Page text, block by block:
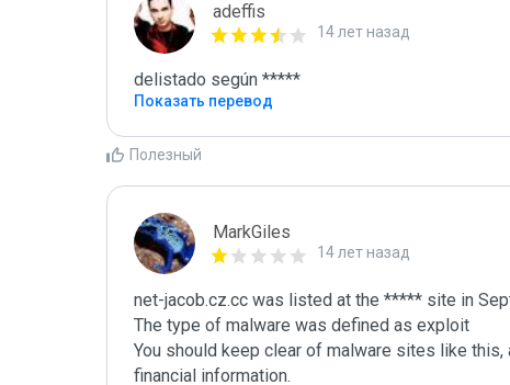
adeffis
14 лет назад
delistado según *****
Показать перевод
Полезный
MarkGiles
14 лет назад
net-jacob.cz.cc was listed at the ***** site in
The type of malware was defined as exploit
You should keep clear of malware sites like